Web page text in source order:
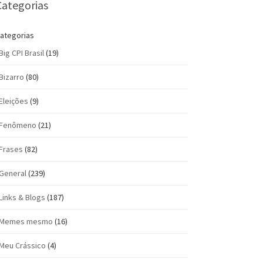
CPI Brasil(19)
(80)
(9)
(21)
(82)
(239)
& Blogs (187)
mesmo (16)
Crássico (4)